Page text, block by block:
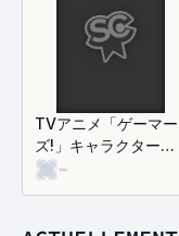
TVアニメ「ゲーマー
ズ!」キャラクターソ
ングミニアルバム
-